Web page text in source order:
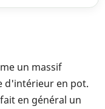
un massif
d'intérieur en pot.
en général un